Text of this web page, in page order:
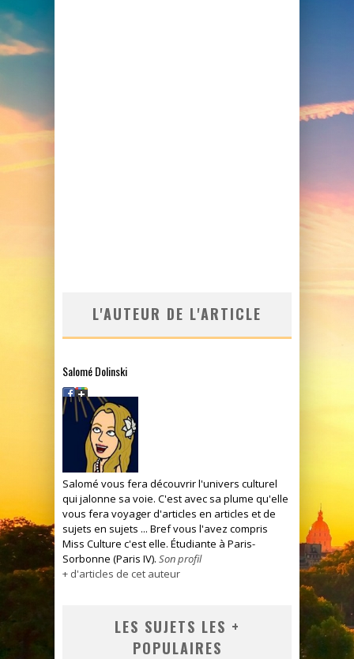
L'AUTEUR DE L'ARTICLE
Salomé Dolinski
Salomé vous fera découvrir l'univers culturel
qui jalonne sa voie. C'est avec sa plume qu'elle
vous fera voyager d'articles en articles et de
sujets en sujets ... Bref vous l'avez compris
Miss Culture c'est elle. Étudiante à Paris-
Sorbonne (Paris IV). Son profil
+ d'articles de cet auteur
LES SUJETS LES +
POPULAIRES